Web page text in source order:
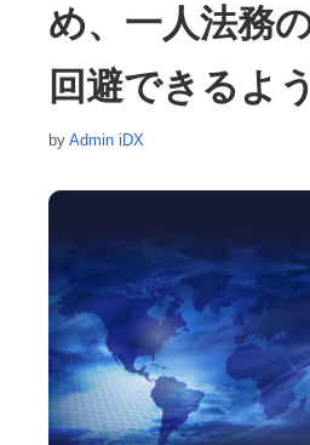
め、一人法務
回避できるよ
by Admin iDX